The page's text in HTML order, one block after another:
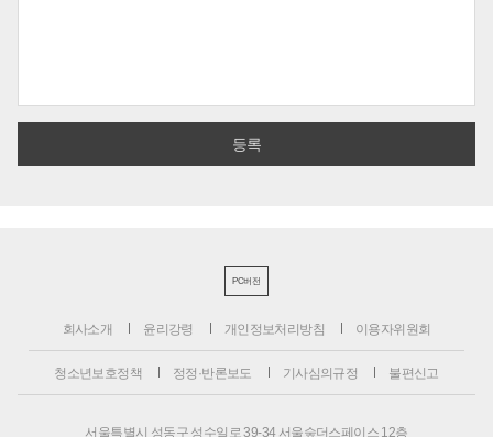
PC버전
회사소개 윤리강령 개인정보처리방침 이용자위원회
청소년보호정책 정정·반론보도 기사심의규정 불편신고
서울특별시 성동구 성수일로 39-34 서울숲더스페이스 12층